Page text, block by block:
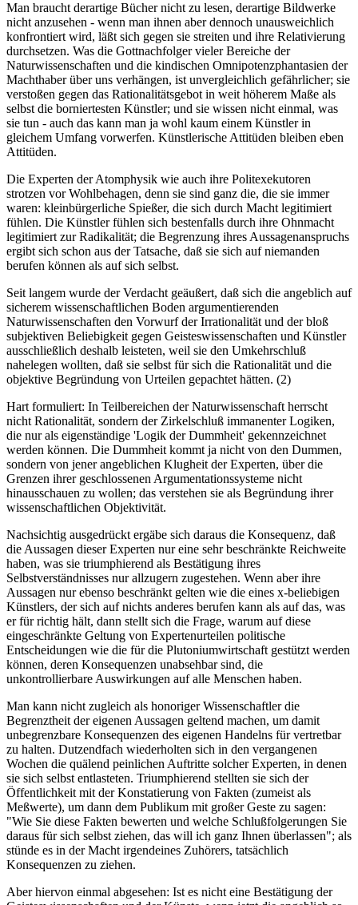
Man braucht derartige Bücher nicht zu lesen, derartige Bildwerke
nicht anzusehen - wenn man ihnen aber dennoch unausweichlich
konfrontiert wird, läßt sich gegen sie streiten und ihre Relativierung
durchsetzen. Was die Gottnachfolger vieler Bereiche der
Naturwissenschaften und die kindischen Omnipotenzphantasien der
Machthaber über uns verhängen, ist unvergleichlich gefährlicher; sie
verstoßen gegen das Rationalitätsgebot in weit höherem Maße als
selbst die borniertesten Künstler; und sie wissen nicht einmal, was
sie tun - auch das kann man ja wohl kaum einem Künstler in
gleichem Umfang vorwerfen. Künstlerische Attitüden bleiben eben
Attitüden.
Die Experten der Atomphysik wie auch ihre Politexekutoren
strotzen vor Wohlbehagen, denn sie sind ganz die, die sie immer
waren: kleinbürgerliche Spießer, die sich durch Macht legitimiert
fühlen. Die Künstler fühlen sich bestenfalls durch ihre Ohnmacht
legitimiert zur Radikalität; die Begrenzung ihres Aussagenanspruchs
ergibt sich schon aus der Tatsache, daß sie sich auf niemanden
berufen können als auf sich selbst.
Seit langem wurde der Verdacht geäußert, daß sich die angeblich auf
sicherem wissenschaftlichen Boden argumentierenden
Naturwissenschaften den Vorwurf der Irrationalität und der bloß
subjektiven Beliebigkeit gegen Geisteswissenschaften und Künstler
ausschließlich deshalb leisteten, weil sie den Umkehrschluß
nahelegen wollten, daß sie selbst für sich die Rationalität und die
objektive Begründung von Urteilen gepachtet hätten. (2)
Hart formuliert: In Teilbereichen der Naturwissenschaft herrscht
nicht Rationalität, sondern der Zirkelschluß immanenter Logiken,
die nur als eigenständige 'Logik der Dummheit' gekennzeichnet
werden können. Die Dummheit kommt ja nicht von den Dummen,
sondern von jener angeblichen Klugheit der Experten, über die
Grenzen ihrer geschlossenen Argumentationssysteme nicht
hinausschauen zu wollen; das verstehen sie als Begründung ihrer
wissenschaftlichen Objektivität.
Nachsichtig ausgedrückt ergäbe sich daraus die Konsequenz, daß
die Aussagen dieser Experten nur eine sehr beschränkte Reichweite
haben, was sie triumphierend als Bestätigung ihres
Selbstverständnisses nur allzugern zugestehen. Wenn aber ihre
Aussagen nur ebenso beschränkt gelten wie die eines x-beliebigen
Künstlers, der sich auf nichts anderes berufen kann als auf das, was
er für richtig hält, dann stellt sich die Frage, warum auf diese
eingeschränkte Geltung von Expertenurteilen politische
Entscheidungen wie die für die Plutoniumwirtschaft gestützt werden
können, deren Konsequenzen unabsehbar sind, die
unkontrollierbare Auswirkungen auf alle Menschen haben.
Man kann nicht zugleich als honoriger Wissenschaftler die
Begrenztheit der eigenen Aussagen geltend machen, um damit
unbegrenzbare Konsequenzen des eigenen Handelns für vertretbar
zu halten. Dutzendfach wiederholten sich in den vergangenen
Wochen die quälend peinlichen Auftritte solcher Experten, in denen
sie sich selbst entlasteten. Triumphierend stellten sie sich der
Öffentlichkeit mit der Konstatierung von Fakten (zumeist als
Meßwerte), um dann dem Publikum mit großer Geste zu sagen:
"Wie Sie diese Fakten bewerten und welche Schlußfolgerungen Sie
daraus für sich selbst ziehen, das will ich ganz Ihnen überlassen"; als
stünde es in der Macht irgendeines Zuhörers, tatsächlich
Konsequenzen zu ziehen.
Aber hiervon einmal abgesehen: Ist es nicht eine Bestätigung der